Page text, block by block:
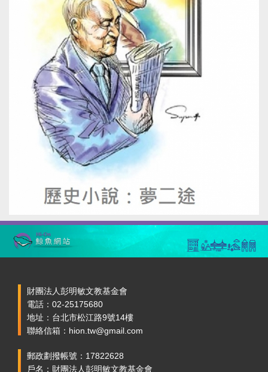
財團法人彭明敏文教基金會
電話：02-25175680
地址：台北市松江路9號14樓
聯絡信箱：hion.tw@gmail.com
郵政劃撥帳號：17822628
戶名：財團法人彭明敏文教基金會